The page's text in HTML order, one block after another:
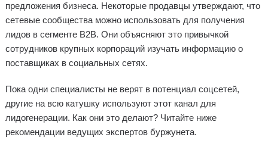
предложения бизнеса. Некоторые продавцы утверждают, что
сетевые сообщества можно использовать для получения
лидов в сегменте B2B. Они объясняют это привычкой
сотрудников крупных корпораций изучать информацию о
поставщиках в социальных сетях.
Пока одни специалисты не верят в потенциал соцсетей,
другие на всю катушку используют этот канал для
лидогенерации. Как они это делают? Читайте ниже
рекомендации ведущих экспертов буржунета.